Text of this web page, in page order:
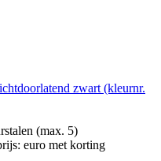
zwart (kleurnr.
(max. 5)
euro met korting